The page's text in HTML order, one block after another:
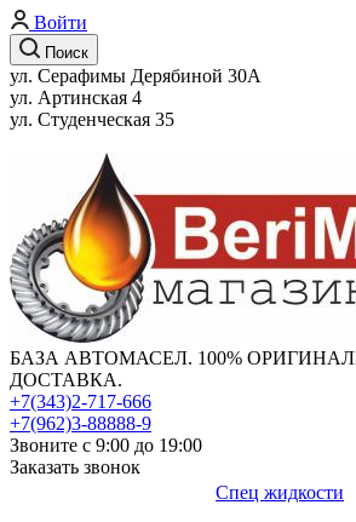
Войти
Поиск
ул. Серафимы Дерябиной 30А
ул. Артинская 4
ул. Студенческая 35
БАЗА АВТОМАСЕЛ. 100%
ДОСТАВКА.
+7(343)2-717-666
+7(962)3-88888-9
Звоните с 9:00 до 19:00
Заказать звонок
Спец жидкости